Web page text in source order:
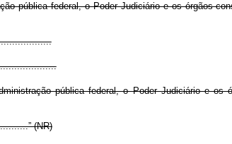
pública federal, o Poder Judiciário e os órgãos
pública federal, o Poder Judiciário e os
(NR)